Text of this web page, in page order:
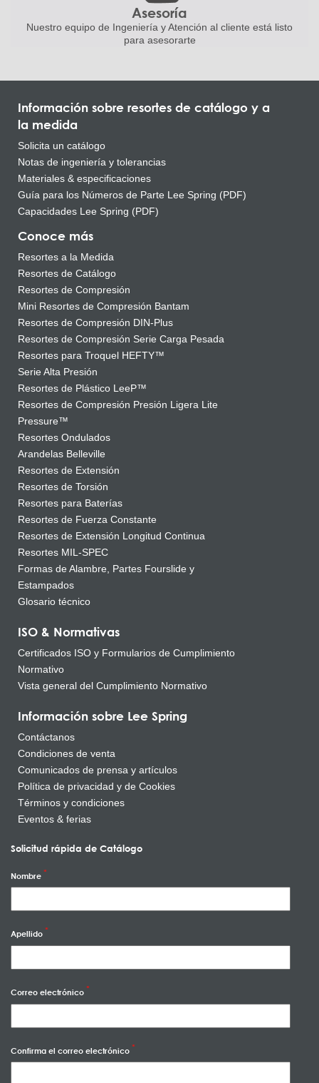
Asesoría
Nuestro equipo de Ingeniería y Atención al cliente está listo
para asesorarte
Información sobre resortes de catálogo y a
la medida
Solicita un catálogo
Notas de ingeniería y tolerancias
Materiales & especificaciones
Guía para los Números de Parte Lee Spring (PDF)
Capacidades Lee Spring (PDF)
Conoce más
Resortes a la Medida
Resortes de Catálogo
Resortes de Compresión
Mini Resortes de Compresión Bantam
Resortes de Compresión DIN-Plus
Resortes de Compresión Serie Carga Pesada
Resortes para Troquel HEFTY™
Serie Alta Presión
Resortes de Plástico LeeP™
Resortes de Compresión Presión Ligera Lite
Pressure™
Resortes Ondulados
Arandelas Belleville
Resortes de Extensión
Resortes de Torsión
Resortes para Baterías
Resortes de Fuerza Constante
Resortes de Extensión Longitud Continua
Resortes MIL-SPEC
Formas de Alambre, Partes Fourslide y
Estampados
Glosario técnico
ISO & Normativas
Certificados ISO y Formularios de Cumplimiento
Normativo
Vista general del Cumplimiento Normativo
Información sobre Lee Spring
Contáctanos
Condiciones de venta
Comunicados de prensa y artículos
Política de privacidad y de Cookies
Términos y condiciones
Eventos & ferias
Solicitud rápida de Catálogo
Nombre
Apellido
Correo electrónico
Confirma el correo electrónico